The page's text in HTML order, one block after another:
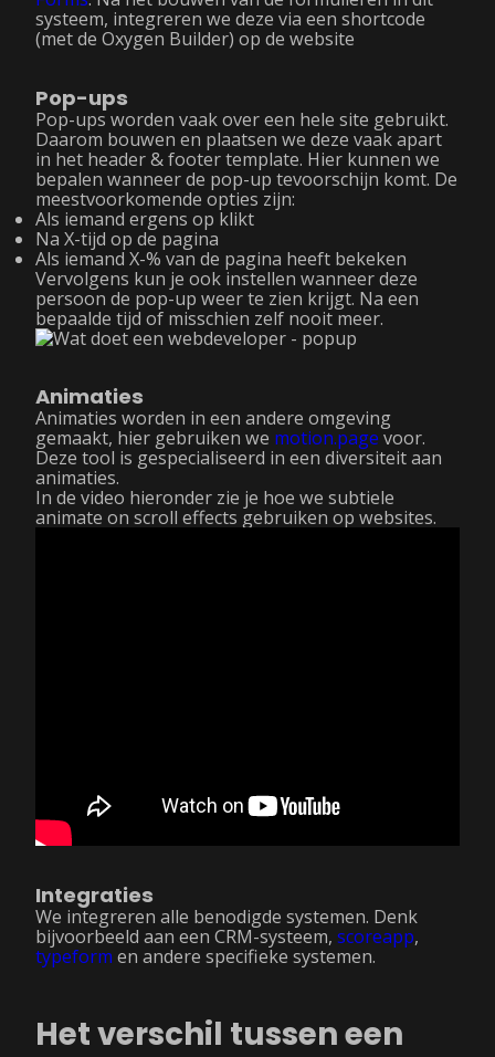
systeem, integreren we deze via een shortcode
(met de Oxygen Builder) op de website
Pop-ups
Pop-ups worden vaak over een hele site gebruikt.
Daarom bouwen en plaatsen we deze vaak apart
in het header & footer template. Hier kunnen we
bepalen wanneer de pop-up tevoorschijn komt. De
meestvoorkomende opties zijn:
Als iemand ergens op klikt
Na X-tijd op de pagina
Als iemand X-% van de pagina heeft bekeken
Vervolgens kun je ook instellen wanneer deze
persoon de pop-up weer te zien krijgt. Na een
bepaalde tijd of misschien zelf nooit meer.
Animaties
Animaties worden in een andere omgeving
gemaakt, hier gebruiken we motion.page voor.
Deze tool is gespecialiseerd in een diversiteit aan
animaties.
In de video hieronder zie je hoe we subtiele
animate on scroll effects gebruiken op websites.
Integraties
We integreren alle benodigde systemen. Denk
bijvoorbeeld aan een CRM-systeem, scoreapp,
typeform en andere specifieke systemen.
Het verschil tussen een